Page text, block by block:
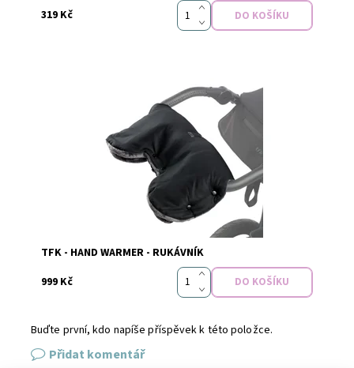
319 Kč
Skladem
TFK - HAND WARMER - RUKÁVNÍK
999 Kč
Buďte první, kdo napíše příspěvek k této položce.
Přidat komentář